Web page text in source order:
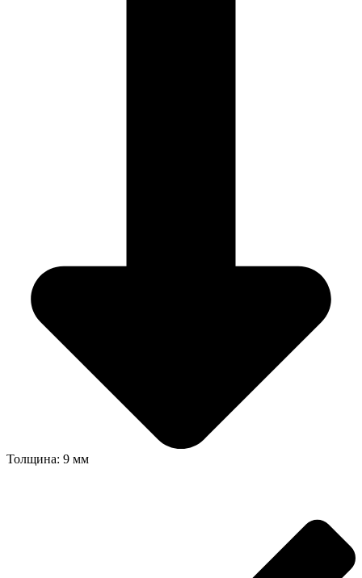
Толщина: 9 мм